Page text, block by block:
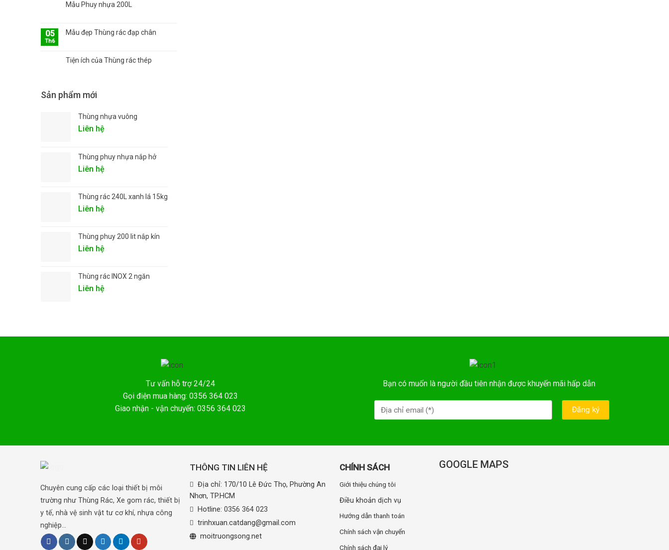
Mẫu Phuy nhựa 200L
05
Th6
Mẫu đẹp Thùng rác đạp chân
Tiện ích của Thùng rác thép
Sản phẩm mới
Thùng nhựa vuông
Liên hệ
Thùng phuy nhựa nắp hở
Liên hệ
Thùng rác 240L xanh lá 15kg
Liên hệ
Thùng phuy 200 lit nắp kín
Liên hệ
Thùng rác INOX 2 ngăn
Liên hệ
Tư vấn hỗ trợ 24/24
Gọi điện mua hàng: 0356 364 023
Giao nhận - vận chuyển: 0356 364 023
Bạn có muốn là người đầu tiên nhận được khuyến mãi hấp dẫn
Chuyên cung cấp các loại thiết bị môi
trường như Thùng Rác, Xe gom rác, thiết bị
y tế, nhà vệ sinh vật tư cơ khí, nhựa công
nghiệp...
THÔNG TIN LIÊN HỆ
Địa chỉ: 170/10 Lê Đức Thọ, Phường An
Nhơn, TP.HCM
Hotline:0356 364 023
trinhxuan.catdang@gmail.com
moitruongsong.net
CHÍNH SÁCH
Giới thiệu chúng tôi
Điều khoản dịch vụ
Hướng dẫn thanh toán
Chính sách vận chuyển
Chính sách đại lý
GOOGLE MAPS